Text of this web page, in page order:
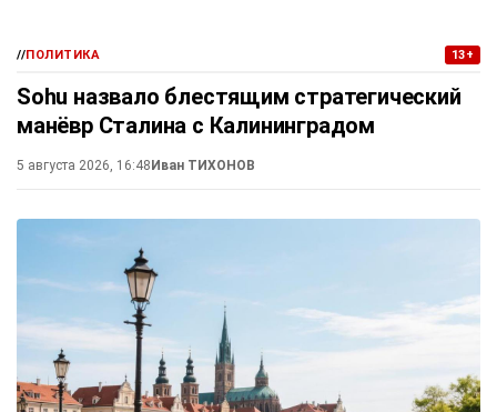
//ПОЛИТИКА 13+
Sohu назвало блестящим стратегический
манёвр Сталина с Калининградом
5 августа 2026, 16:48 Иван ТИХОНОВ